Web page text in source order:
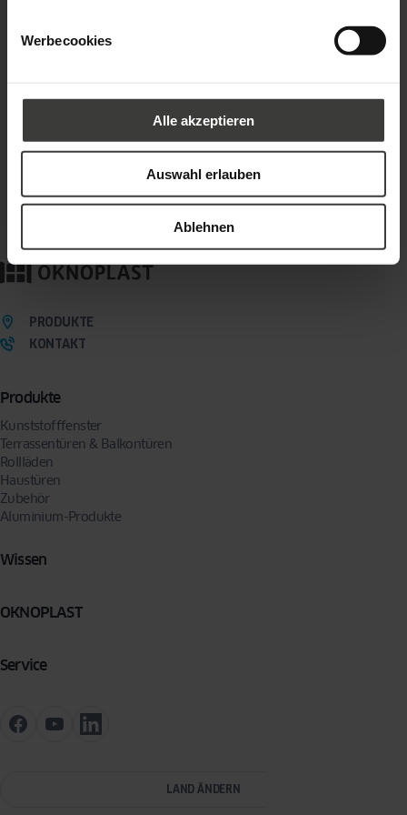
Werbecookies
Alle akzeptieren
Auswahl erlauben
Ablehnen
Produkte
Kunststofffenster
Terrassentüren & Balkontüren
Rollläden
Haustüren
Zubehör
Aluminium-Produkte
Wissen
OKNOPLAST
Service
PRODUKTE
KONTAKT
LAND ÄNDERN